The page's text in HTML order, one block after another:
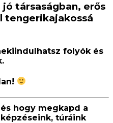
társaságban, erős
tengerikajakossá
folyók és
!
hogy megkapd a
túráink